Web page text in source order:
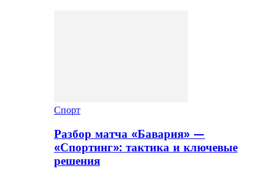
Спорт
Разбор матча «Бавария» —
«Спортинг»: тактика и ключевые
решения